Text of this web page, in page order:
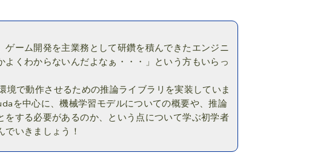
ーム開発を主業務として研鑽を積んできたエンジニ
くわからないんだよなぁ・・・」という方もいらっ
で動作させるための推論ライブラリを実装していま
を中心に、機械学習モデルについての概要や、推論
する必要があるのか、という点について学ぶ初学者
いきましょう！